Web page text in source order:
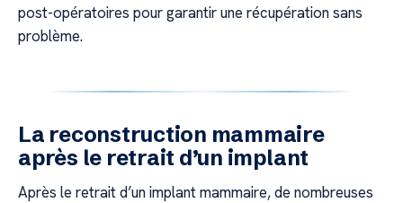
post-opératoires pour garantir une récupération sans
problème.
La reconstruction mammaire
après le retrait d’un implant
Après le retrait d’un implant mammaire, de nombreuses